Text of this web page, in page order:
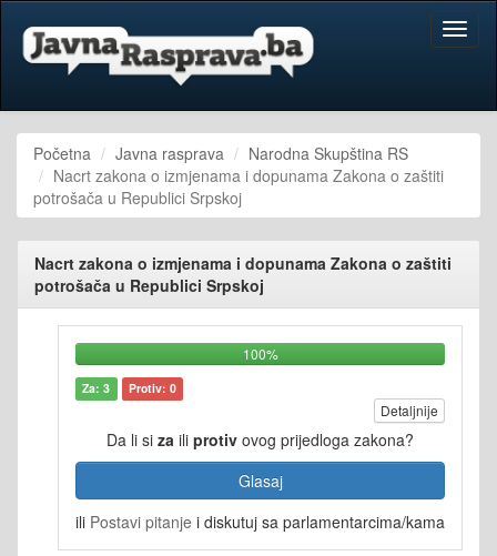
Početna Javna rasprava
Narodna Skupština RS
Nacrt zakona o izmjenama i dopunama Zakona o zaštiti
potrošača u Republici Srpskoj
Nacrt zakona o izmjenama i dopunama Zakona o zaštiti
potrošača u Republici Srpskoj
100%
Za: 3 Protiv: 0
Detaljnije
Da li si za ili protiv ovog prijedloga zakona?
Glasaj
ili Postavi pitanje i diskutuj sa parlamentarcima/kama